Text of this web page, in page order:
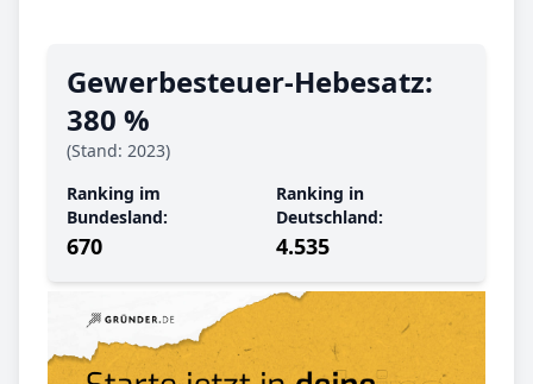
Gewerbe­steuer-Hebe­satz:
380 %
(Stand: 2023)
Ranking im
Bundesland:
670
Ranking in
Deutschland:
4.535